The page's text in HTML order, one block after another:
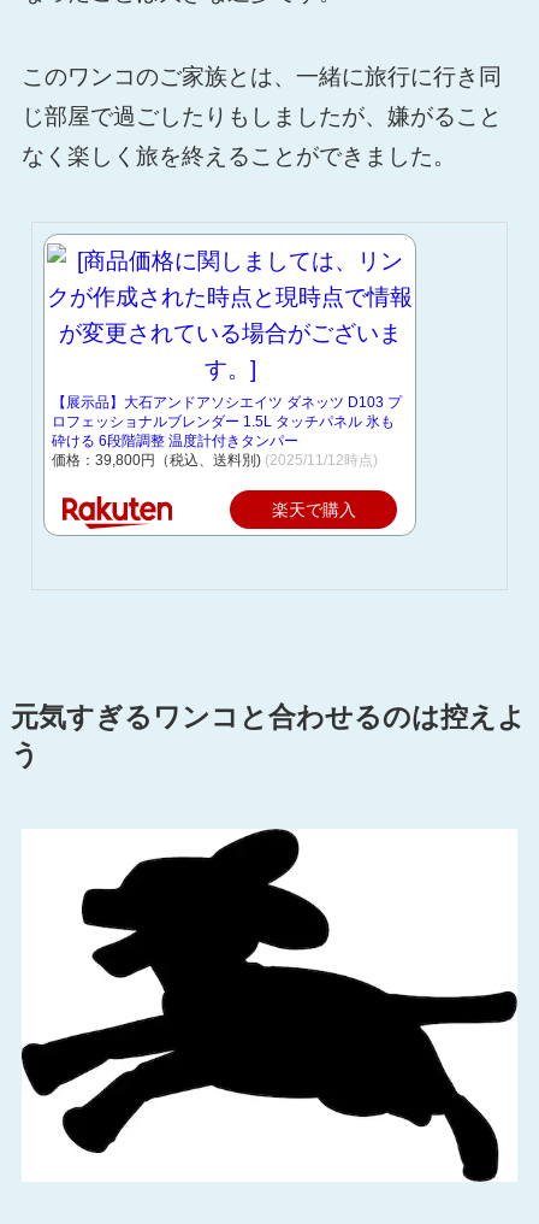
このワンコのご家族とは、一緒に旅行に行き同
じ部屋で過ごしたりもしましたが、嫌がること
なく楽しく旅を終えることができました。
【展示品】大石アンドアソシエイツ ダネッツ D103 プ
ロフェッショナルブレンダー 1.5L タッチパネル 氷も
砕ける 6段階調整 温度計付きタンパー
価格：39,800円（税込、送料別) (2025/11/12時点)
楽天で購入
元気すぎるワンコと合わせるのは控えよ
う